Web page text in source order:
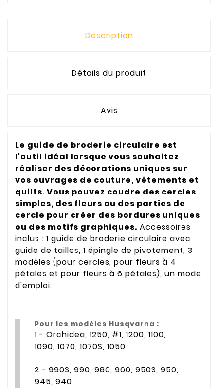
Description
Détails du produit
Avis
Le guide de broderie circulaire est
l'outil idéal lorsque vous souhaitez
réaliser des décorations uniques sur
vos ouvrages de couture, vêtements et
quilts. Vous pouvez coudre des cercles
simples, des fleurs ou des parties de
cercle pour créer des bordures uniques
ou des motifs graphiques. Accessoires
inclus : 1 guide de broderie circulaire avec
guide de tailles, 1 épingle de pivotement, 3
modèles (pour cercles, pour fleurs à 4
pétales et pour fleurs à 6 pétales), un mode
d'emploi.
Pour les modèles Husqvarna :
1 - Orchidea, 1250, #1, 1200, 1100,
1090, 1070, 1070S, 1050
2 - 990S, 990, 980, 960, 950S, 950,
945, 940